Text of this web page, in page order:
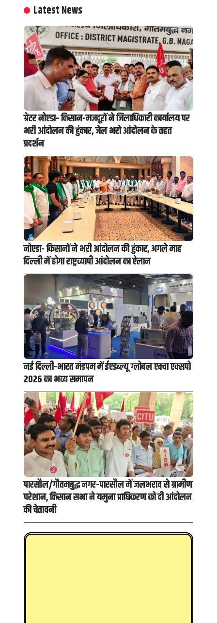
Latest News
ग्रेटर नोएडा- किसान-मजदूरों ने जिलाधिकारी कार्यालय पर
भरी आंदोलन की हुंकार, जेल भरो आंदोलन के तहत
प्रदर्शन
नोएडा- किसानों ने भरी आंदोलन की हुंकार, अगले माह
दिल्ली में होगा राष्ट्रव्यापी आंदोलन का ऐलान
नई दिल्ली-भारत मंडपम में ईएडब्ल्यू ग्लोबल एक्वा एक्सपो
2026 का भव्य समापन
पारसौल/गौतमबुद्ध नगर-पारसौल में जलभराव से ग्रामीण
परेशान, किसान सभा ने यमुना प्राधिकरण को दी आंदोलन
की चेतावनी